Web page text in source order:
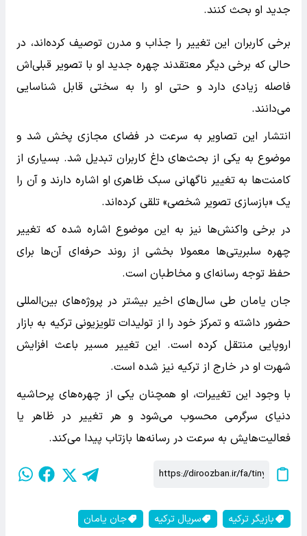
جدید او بحث کنند.
برخی کاربران این تغییر را جذاب و مدرن توصیف کرده‌اند، در
حالی که برخی دیگر معتقدند چهره جدید او با تصویر قبلی‌اش
فاصله زیادی دارد و حتی او را به سختی قابل شناسایی
می‌دانند.
انتشار این تصاویر به سرعت در فضای مجازی پخش شد و
موضوع به یکی از بحث‌های داغ کاربران تبدیل شد. بسیاری از
کامنت‌ها به تغییر ناگهانی سبک ظاهری او اشاره دارند و آن را
یک «بازسازی تصویر شخصی» تلقی کرده‌اند.
در برخی واکنش‌ها نیز به این موضوع اشاره شده که تغییر
چهره سلبریتی‌ها معمولا بخشی از روند حرفه‌ای آن‌ها برای
حفظ توجه رسانه‌ای و مخاطبان است.
جان یامان طی سال‌های اخیر بیشتر در پروژه‌های بین‌المللی
حضور داشته و تمرکز خود را از تولیدات تلویزیونی ترکیه به بازار
اروپایی منتقل کرده است. این تغییر مسیر باعث افزایش
شهرت او در خارج از ترکیه نیز شده است.
با وجود این تغییرات، او همچنان یکی از چهره‌های پرحاشیه
دنیای سرگرمی محسوب می‌شود و هر تغییر در ظاهر یا
فعالیت‌هایش به سرعت در رسانه‌ها بازتاب پیدا می‌کند.
بازیگر ترکیه سریال ترکیه
جان یامان